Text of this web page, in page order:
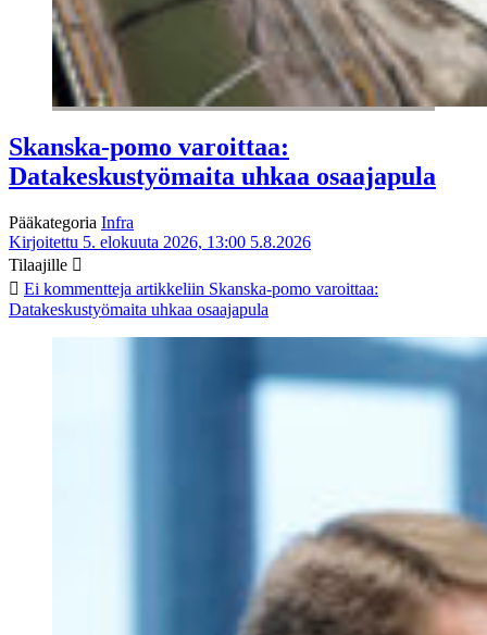
Skanska-pomo varoittaa:
Datakeskustyömaita uhkaa osaajapula
Pääkategoria Infra
Kirjoitettu 5. elokuuta 2026, 13:00 5.8.2026
Tilaajille
Ei kommentteja artikkeliin Skanska-pomo varoittaa:
Datakeskustyömaita uhkaa osaajapula